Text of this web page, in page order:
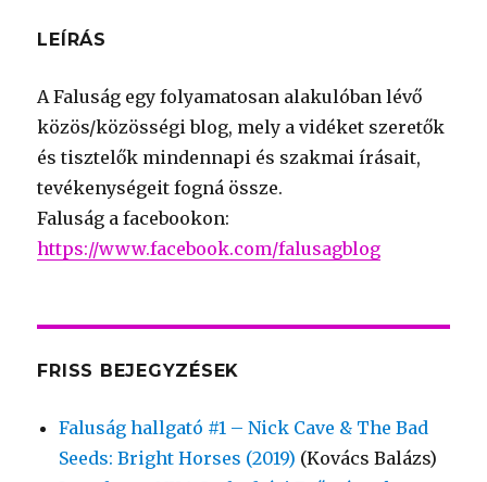
LEÍRÁS
A Faluság egy folyamatosan alakulóban lévő
közös/közösségi blog, mely a vidéket szeretők
és tisztelők mindennapi és szakmai írásait,
tevékenységeit fogná össze.
Faluság a facebookon:
https://www.facebook.com/falusagblog
FRISS BEJEGYZÉSEK
Faluság hallgató #1 – Nick Cave & The Bad
Seeds: Bright Horses (2019) (Kovács Balázs)